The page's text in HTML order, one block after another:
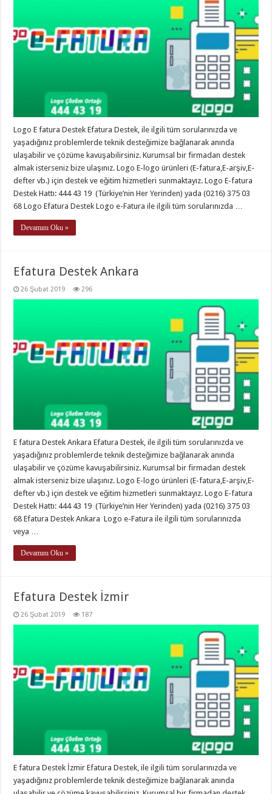
Logo E fatura Destek Efatura Destek, ile ilgili tüm sorularınızda ve
yaşadığınız problemlerde teknik desteğimize bağlanarak anında
ulaşabilir ve çözüme kavuşabilirsiniz. Kurumsal bir firmadan destek
almak isterseniz bize ulaşınız. Logo E-logo ürünleri (E-fatura,E-arşiv,E-
defter vb.) için destek ve eğitim hizmetleri sunmaktayız. Logo E-fatura
Destek Hattı: 444 43 19 (Türkiye’nin Her Yerinden) yada (0216) 375 03
68 Logo Efatura Destek Logo e-Fatura ile ilgili tüm sorularınızda …
Devamını Oku »
Efatura Destek Ankara
26 Şubat 2019 296
E fatura Destek Ankara Efatura Destek, ile ilgili tüm sorularınızda ve
yaşadığınız problemlerde teknik desteğimize bağlanarak anında
ulaşabilir ve çözüme kavuşabilirsiniz. Kurumsal bir firmadan destek
almak isterseniz bize ulaşınız. Logo E-logo ürünleri (E-fatura,E-arşiv,E-
defter vb.) için destek ve eğitim hizmetleri sunmaktayız. Logo E-fatura
Destek Hattı: 444 43 19 (Türkiye’nin Her Yerinden) yada (0216) 375 03
68 Efatura Destek Ankara Logo e-Fatura ile ilgili tüm sorularınızda
veya …
Devamını Oku »
Efatura Destek İzmir
26 Şubat 2019 187
E fatura Destek İzmir Efatura Destek, ile ilgili tüm sorularınızda ve
yaşadığınız problemlerde teknik desteğimize bağlanarak anında